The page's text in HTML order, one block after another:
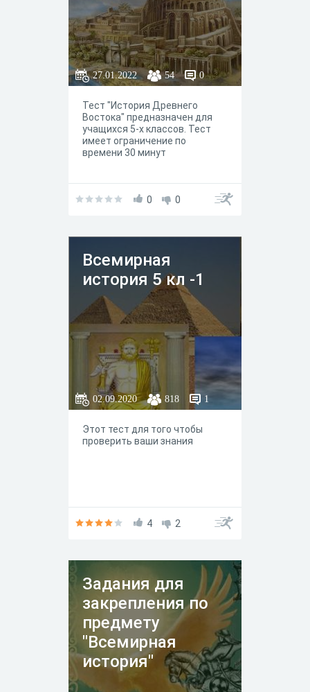
27.01.2022 54 0
Тест "История Древнего
Востока" предназначен для
учащихся 5-х классов. Тест
имеет ограничение по
времени 30 минут
0 0
Всемирная
история 5 кл -1
02.09.2020 818 1
Этот тест для того чтобы
проверить ваши знания
4 2
Задания для
закрепления по
предмету
"Всемирная
история"